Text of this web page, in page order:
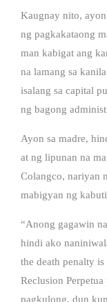
Kaugnay nito,
ng pagkakataong
man kabigat ang
na lamang sa
isalang sa capital
ng bagong
Ayon sa madre,
at ng lipunan na
Colangco, nariyan
mabigyan ng
“Anong gagawin
hindi ako
the death penalty
Reclusion
pagkulong, dun